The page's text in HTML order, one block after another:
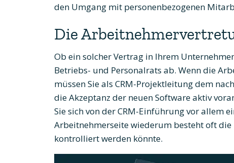
den Umgang mit personenbezogenen
Die
Ob ein solcher Vertrag in Ihrem
Betriebs- und Personalrats ab. Wenn die
müssen Sie als CRM-Projektleitung dem
die Akzeptanz der neuen Software aktiv
Sie sich von der CRM-Einführung vor allem
Arbeitnehmerseite wiederum besteht oft
kontrolliert werden könnte.